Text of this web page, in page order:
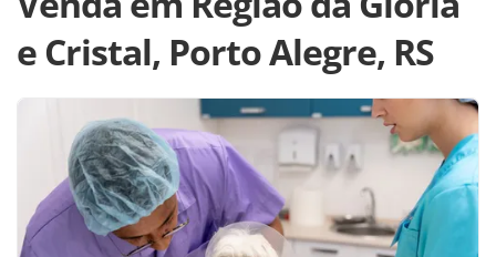
e Cristal, Porto Alegre, RS